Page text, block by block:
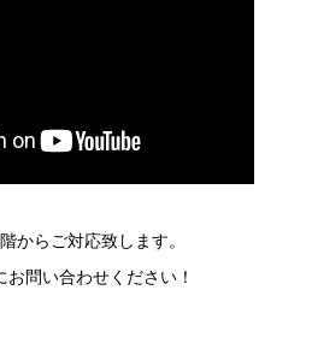
からご対応致します。
お問い合わせください！